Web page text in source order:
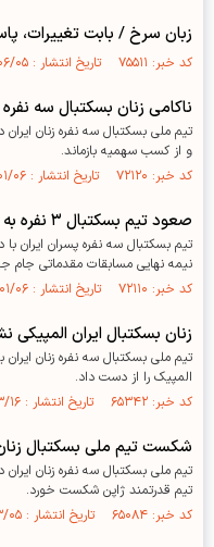
زبان سرخ / بابت تغییرات،
کد خبر: ۷۵۵۱۱ تاریخ انتشار : ۱۴۰۱/۰۶/۰۵
ناکامی زنان بسکتبال سه
تیم ملی بسکتبال سه نفره زنان
و از کسب سهمیه بازماند.
کد خبر: ۷۲۱۲۰ تاریخ انتشار : ۱۴۰۱/۰۱/۰۶
صعود تیم بسکتبال ۳ نفره به نیمه نهایی مقدماتی جام جهانی
تیم بسکتبال سه نفره پسران ایران
نیمه نهایی مسابقات مقدماتی جام
کد خبر: ۷۲۱۱۰ تاریخ انتشار : ۱۴۰۱/۰۱/۰۶
زنان بسکتبال ایران المپیکی
تیم ملی بسکتبال سه نفره زنان
المپیک را از دست داد.
کد خبر: ۶۵۳۴۲ تاریخ انتشار : ۱۴۰۰/۰۳/۱۶
شکست تیم ملی بسکتبال زنان
تیم ملی بسکتبال سه نفره زنان
تیم قدرتمند ژاپن شکست خورد.
کد خبر: ۶۵۰۸۴ تاریخ انتشار : ۱۴۰۰/۰۳/۰۵